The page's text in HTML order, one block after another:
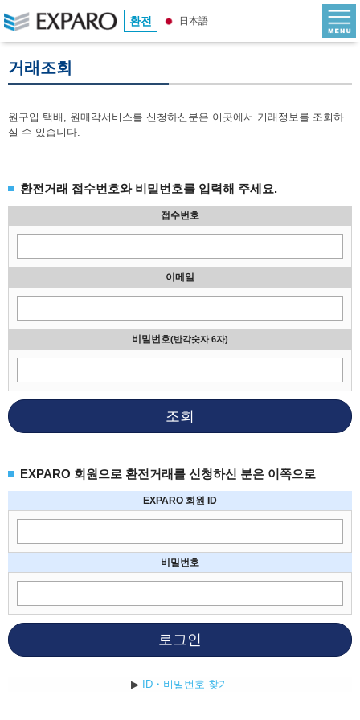
환전 日本語
거래조회
원구입 택배, 원매각서비스를 신청하신분은 이곳에서 거래정보를 조회하
실 수 있습니다.
환전거래 접수번호와 비밀번호를 입력해 주세요.
접수번호
이메일
비밀번호(반각숫자 6자)
조회
EXPARO 회원으로 환전거래를 신청하신 분은 이쪽으로
EXPARO 회원 ID
비밀번호
로그인
▶ ID・비밀번호 찾기